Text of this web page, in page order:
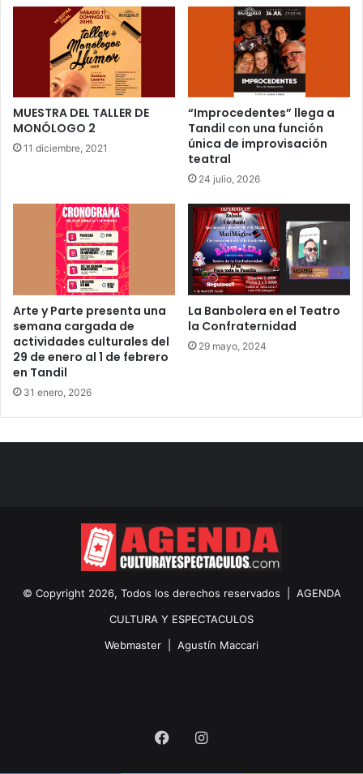
MUESTRA DEL TALLER DE
MONÓLOGO 2
11 diciembre, 2021
“Improcedentes” llega a
Tandil con una función
única de improvisación
teatral
24 julio, 2026
Arte y Parte presenta una
semana cargada de
actividades culturales del
29 de enero al 1 de febrero
en Tandil
31 enero, 2026
La Banbolera en el Teatro
la Confraternidad
29 mayo, 2024
© Copyright 2026, Todos los derechos reservados | AGENDA
CULTURA Y ESPECTACULOS
Webmaster | Agustín Maccari